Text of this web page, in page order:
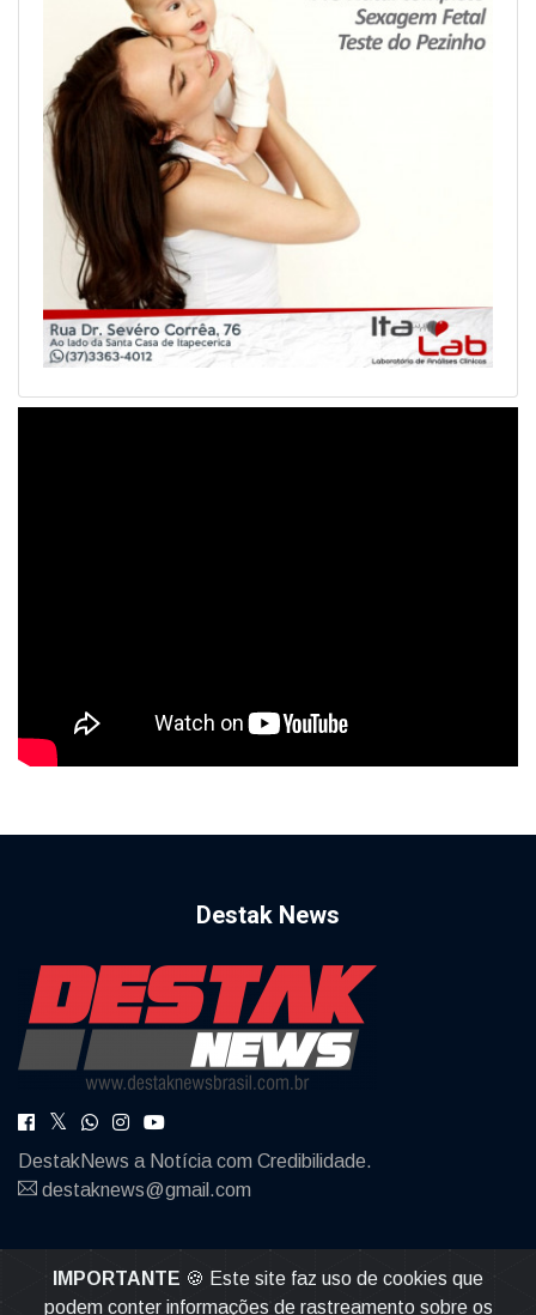
Destak News
DestakNews a Notícia com Credibilidade.
destaknews@gmail.com
IMPORTANTE 🍪 Este site faz uso de cookies que
podem conter informações de rastreamento sobre os